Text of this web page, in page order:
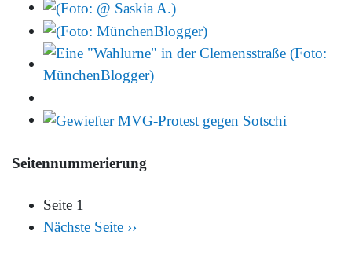
Seitennummerierung
Seite 1
Nächste Seite ››